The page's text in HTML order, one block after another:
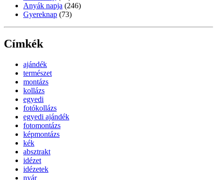
Anyák napja (246)
Gyereknap (73)
Címkék
ajándék
természet
montázs
kollázs
egyedi
fotókollázs
egyedi ajándék
fotomontázs
képmontázs
kék
absztrakt
idézet
idézetek
nyár